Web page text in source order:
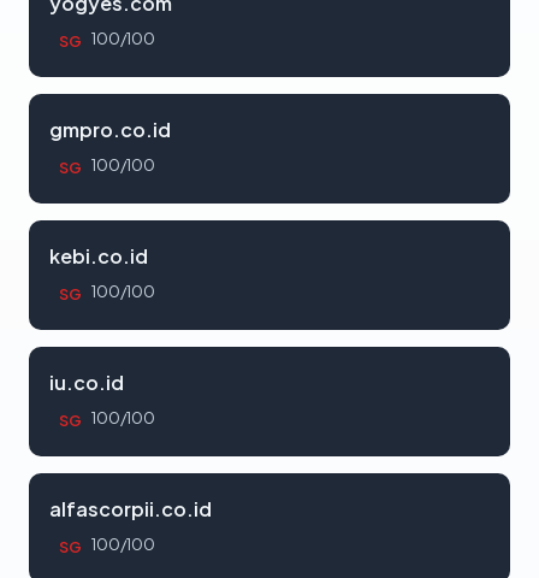
SG 100/100
gmpro.co.id
SG 100/100
kebi.co.id
SG 100/100
iu.co.id
SG 100/100
alfascorpii.co.id
SG 100/100